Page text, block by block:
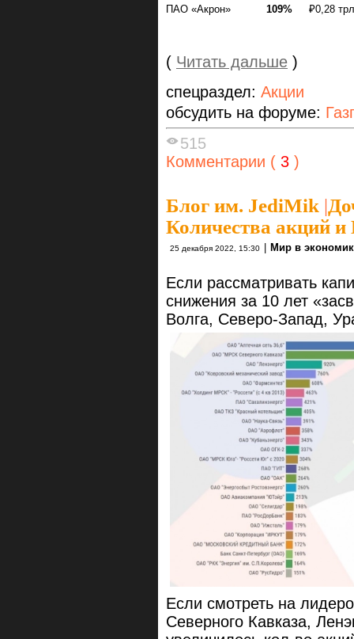
ПАО «Акрон»
109% ₽0,28
( Читать дальше )
спецраздел: Акции
обсудить на форуме:
515
Комментарии ( 3 )
Блог им. JediMik |
Количества акций и
25 декабря 2022, 15:30 | Мир в
Если рассматривать
снижения за 10 лет
Волга, Северо-Запад,
Если смотреть на
Северного Кавказа,